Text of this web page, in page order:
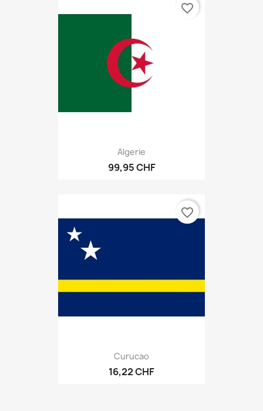
Algerie
99,95 CHF
favorite_border
Curucao
16,22 CHF
favorite_border